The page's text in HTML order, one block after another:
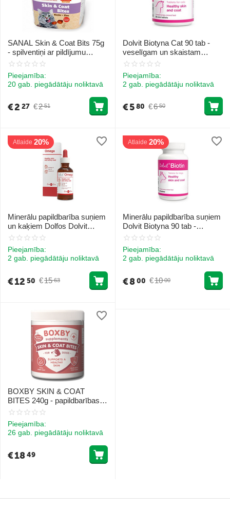
SANAL Skin & Coat Bits 75g
- spilventiņi ar pildījumu
kažoka un ādas veselībai
Pieejamība:
20 gab. piegādātāju noliktavā
€2 51
€2 27
Dolvit Biotyna Cat 90 tab -
veselīgam un skaistam
apmatojumam
Pieejamība:
2 gab. piegādātāju noliktavā
€6 50
€580
Atlaide 20%
Minerālu papildbarība suņiem
un kaķiem Dolfos Dolvit
Omega 50 ml - veselīga āda
Pieejamība:
2 gab. piegādātāju noliktavā
€15 63
€12 50
Atlaide 20%
Minerālu papildbarība suņiem
Dolvit Biotyna 90 tab -
veselīga āda un apmatojums
Pieejamība:
2 gab. piegādātāju noliktavā
€10 00
€800
BOXBY SKIN & COAT
BITES 240g - papildbarības
suņiem, veicina suņa ādas un
Pieejamība:
26 gab. piegādātāju noliktavā
€1849